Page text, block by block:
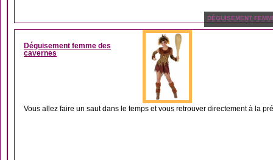
DÉGUISEMENT
Déguisement femme des
cavernes
Vous allez faire un saut dans le temps et vous retrouver directement à la